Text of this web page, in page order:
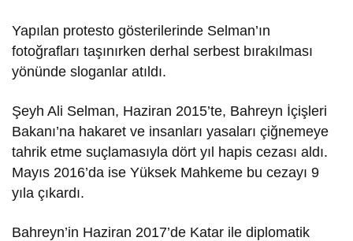
Yapılan protesto gösterilerinde Selman’ın
fotoğrafları taşınırken derhal serbest bırakılması
yönünde sloganlar atıldı.
Şeyh Ali Selman, Haziran 2015’te, Bahreyn İçişleri
Bakanı’na hakaret ve insanları yasaları çiğnemeye
tahrik etme suçlamasıyla dört yıl hapis cezası aldı.
Mayıs 2016’da ise Yüksek Mahkeme bu cezayı 9
yıla çıkardı.
Bahreyn’in Haziran 2017’de Katar ile diplomatik